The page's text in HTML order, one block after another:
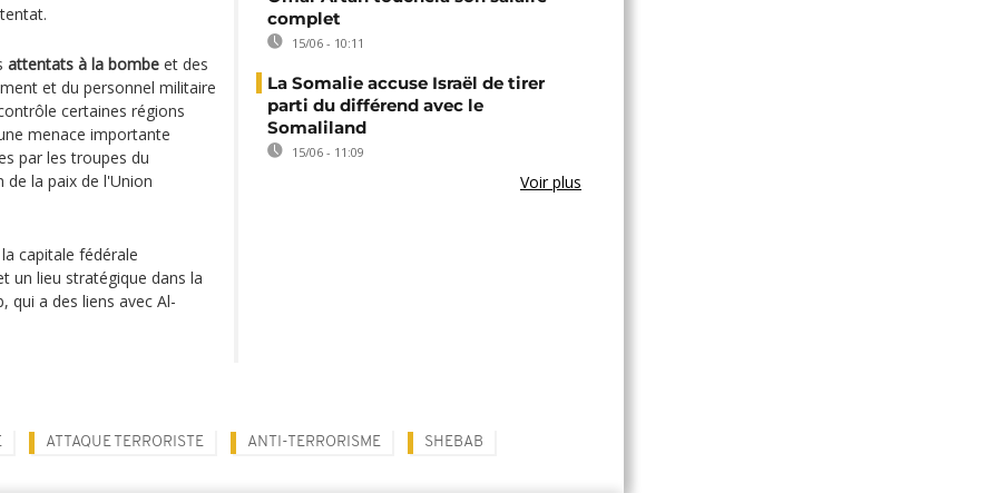
attentats à la bombe et des
et du personnel militaire
certaines régions
menace importante
par les troupes du
la paix de l'Union
capitale fédérale
un lieu stratégique dans la
qui a des liens avec Al-
complet
15/06 - 10:11
La Somalie accuse Israël de tirer
parti du différend avec le
Somaliland
15/06 - 11:09
Voir plus
ATTAQUE TERRORISTE ANTI-TERRORISME SHEBAB